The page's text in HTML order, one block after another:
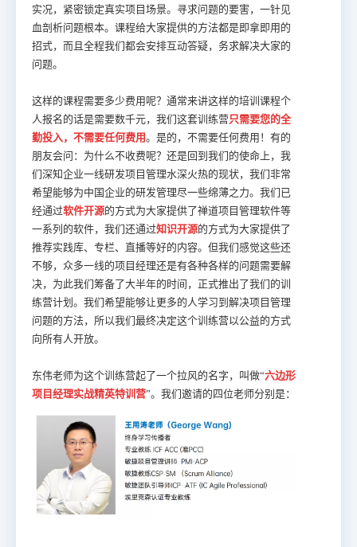
实况，紧密锁定真实项目场景。寻求问题的要害，一针见
血剖析问题根本。课程给大家提供的方法都是即拿即用的
招式，而且全程我们都会安排互动答疑，务求解决大家的
问题。
这样的课程需要多少费用呢？通常来讲这样的培训课程个
人报名的话是需要数千元，我们这套训练营只需要您的全
勤投入，不需要任何费用。是的，不需要任何费用！有的
朋友会问：为什么不收费呢？还是回到我们的使命上，我
们深知企业一线研发项目管理水深火热的现状，我们非常
希望能够为中国企业的研发管理尽一些绵薄之力。我们已
经通过软件开源的方式为大家提供了禅道项目管理软件等
一系列的软件，我们还通过知识开源的方式为大家提供了
推荐实践库、专栏、直播等好的内容。但我们感觉这些还
不够，众多一线的项目经理还是有各种各样的问题需要解
决，为此我们筹备了大半年的时间，正式推出了我们的训
练营计划。我们希望能够让更多的人学习到解决项目管理
问题的方法，所以我们最终决定这个训练营以公益的方式
向所有人开放。
东伟老师为这个训练营起了一个拉风的名字，叫做“六边形
项目经理实战精英特训营”。我们邀请的四位老师分别是：